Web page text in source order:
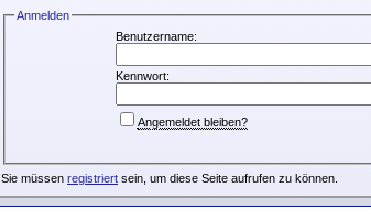
Anmelden
Benutzername:
Kennwort:
Angemeldet bleiben?
Sie müssen registriert sein, um diese Seite aufrufen zu können.